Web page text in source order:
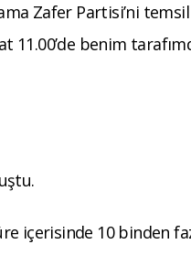
Zafer Partisi’ni temsil
11.00’de benim
içerisinde 10 binden